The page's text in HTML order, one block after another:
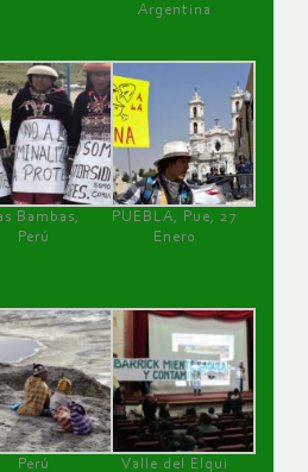
Argentina
Bambas,
Perú
PUEBLA, Pue, 27
Enero
Perú
Valle del Elqui